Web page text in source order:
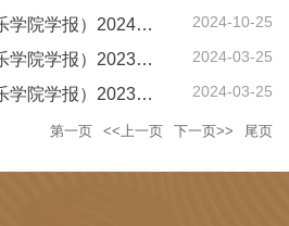
《音乐艺术》（上海音乐学院学报）2024年第1期 2024-10-25
《音乐艺术》（上海音乐学院学报）2023年第4期 2024-03-25
《音乐艺术》（上海音乐学院学报）2023年第3期 2024-03-25
第一页 <<上一页 下一页>> 尾页